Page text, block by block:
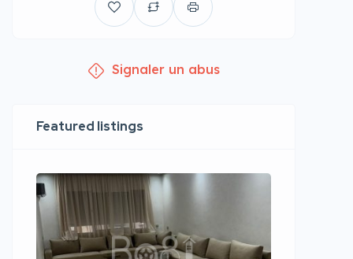
Signaler un abus
Featured listings